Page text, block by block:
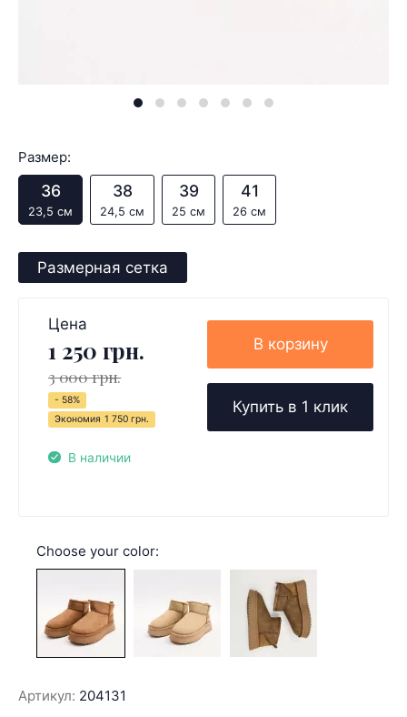
Размер:
36
23,5 см
38
24,5 см
39
25 см
41
26 см
Размерная сетка
Цена
1 250 грн.
3 000 грн.
- 58%
Экономия 1 750 грн.
В наличии
В корзину
Купить в 1 клик
Choose your color:
Артикул: 204131